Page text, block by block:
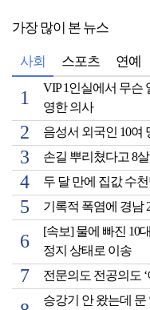
가장 많이 본 뉴스
사회 스포츠 연예
VIP 1인실에서 무슨
영한 의사
음성서 외국인 10여
손길 뿌리쳤다고 8
두 달 만에 집값 수
기록적 폭염에 경남
[속보] 물에 빠진 10
정지 상태로 이송
전문의도 전공의도
승강기 안 왔는데 문